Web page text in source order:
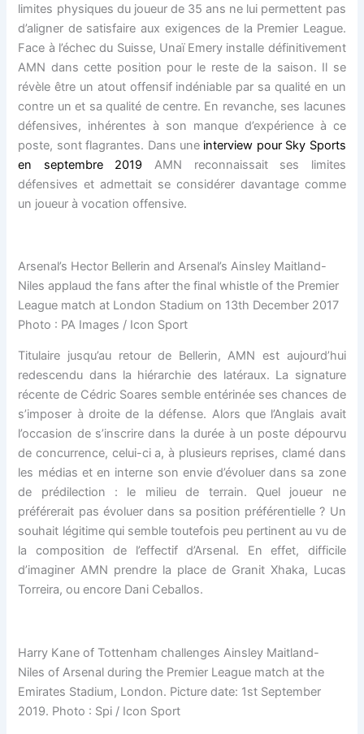
limites physiques du joueur de 35 ans ne lui permettent pas
d’aligner de satisfaire aux exigences de la Premier League.
Face à l’échec du Suisse, Unaï Emery installe définitivement
AMN dans cette position pour le reste de la saison. Il se
révèle être un atout offensif indéniable par sa qualité en un
contre un et sa qualité de centre. En revanche, ses lacunes
défensives, inhérentes à son manque d’expérience à ce
poste, sont flagrantes. Dans une interview pour Sky Sports
en septembre 2019 AMN reconnaissait ses limites
défensives et admettait se considérer davantage comme
un joueur à vocation offensive.
Arsenal’s Hector Bellerin and Arsenal’s Ainsley Maitland-
Niles applaud the fans after the final whistle of the Premier
League match at London Stadium on 13th December 2017
Photo : PA Images / Icon Sport
Titulaire jusqu’au retour de Bellerin, AMN est aujourd’hui
redescendu dans la hiérarchie des latéraux. La signature
récente de Cédric Soares semble entérinée ses chances de
s’imposer à droite de la défense. Alors que l’Anglais avait
l’occasion de s’inscrire dans la durée à un poste dépourvu
de concurrence, celui-ci a, à plusieurs reprises, clamé dans
les médias et en interne son envie d’évoluer dans sa zone
de prédilection : le milieu de terrain. Quel joueur ne
préférerait pas évoluer dans sa position préférentielle ? Un
souhait légitime qui semble toutefois peu pertinent au vu de
la composition de l’effectif d’Arsenal. En effet, difficile
d’imaginer AMN prendre la place de Granit Xhaka, Lucas
Torreira, ou encore Dani Ceballos.
Harry Kane of Tottenham challenges Ainsley Maitland-
Niles of Arsenal during the Premier League match at the
Emirates Stadium, London. Picture date: 1st September
2019. Photo : Spi / Icon Sport